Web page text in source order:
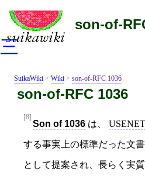
son-of-
SuikaWiki > Wiki > son-of-RFC 1036
son-of-RFC 1036
[8]
Son of 1036 は、
する事実上の標準だった文書
として提案され、長らく実
三